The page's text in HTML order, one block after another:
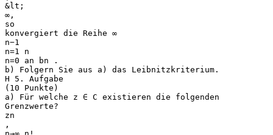
&lt;
∞,
so
konvergiert die Reihe ∞
n−1
n=1 n
n=0 an bn .
b) Folgern Sie aus a) das Leibnitzkriterium.
H 5. Aufgabe
(10 Punkte)
a) Für welche z ∈ C existieren die folgenden
Grenzwerte?
zn
,